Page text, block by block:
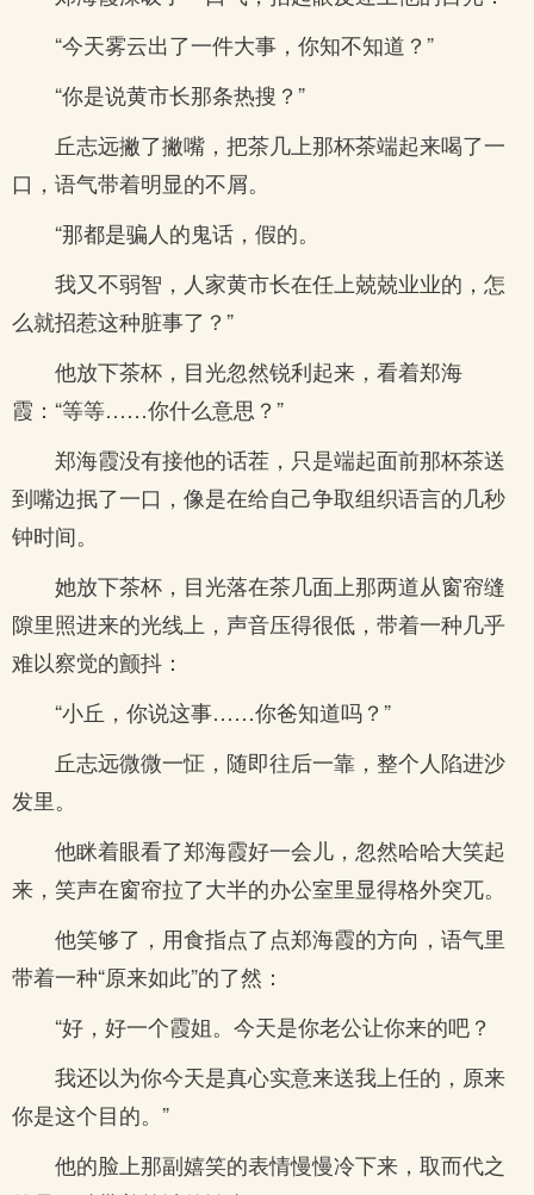
“今天雾云出了一件大事，你知不知道？”
“你是说黄市长那条热搜？”
丘志远撇了撇嘴，把茶几上那杯茶端起来喝了一
口，语气带着明显的不屑。
“那都是骗人的鬼话，假的。
我又不弱智，人家黄市长在任上兢兢业业的，怎
么就招惹这种脏事了？”
他放下茶杯，目光忽然锐利起来，看着郑海
霞：“等等……你什么意思？”
郑海霞没有接他的话茬，只是端起面前那杯茶送
到嘴边抿了一口，像是在给自己争取组织语言的几秒
钟时间。
她放下茶杯，目光落在茶几面上那两道从窗帘缝
隙里照进来的光线上，声音压得很低，带着一种几乎
难以察觉的颤抖：
“小丘，你说这事……你爸知道吗？”
丘志远微微一怔，随即往后一靠，整个人陷进沙
发里。
他眯着眼看了郑海霞好一会儿，忽然哈哈大笑起
来，笑声在窗帘拉了大半的办公室里显得格外突兀。
他笑够了，用食指点了点郑海霞的方向，语气里
带着一种“原来如此”的了然：
“好，好一个霞姐。今天是你老公让你来的吧？
我还以为你今天是真心实意来送我上任的，原来
你是这个目的。”
他的脸上那副嬉笑的表情慢慢冷下来，取而代之